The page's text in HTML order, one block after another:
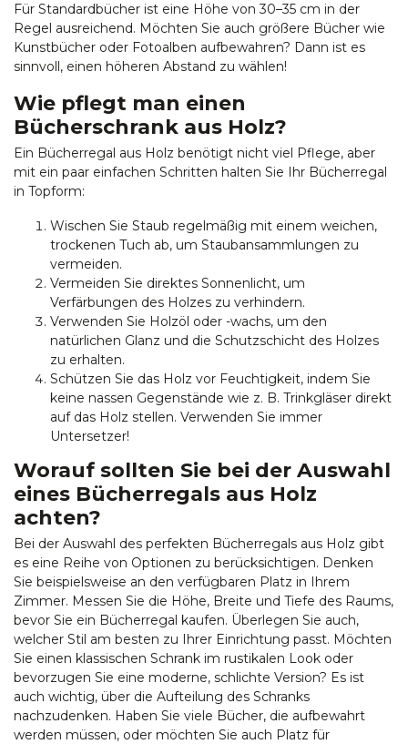
Für Standardbücher ist eine Höhe von 30–35 cm in der
Regel ausreichend. Möchten Sie auch größere Bücher wie
Kunstbücher oder Fotoalben aufbewahren? Dann ist es
sinnvoll, einen höheren Abstand zu wählen!
Wie pflegt man einen
Bücherschrank aus Holz?
Ein Bücherregal aus Holz benötigt nicht viel Pflege, aber
mit ein paar einfachen Schritten halten Sie Ihr Bücherregal
in Topform:
Wischen Sie Staub regelmäßig mit einem weichen,
trockenen Tuch ab, um Staubansammlungen zu
vermeiden.
Vermeiden Sie direktes Sonnenlicht, um
Verfärbungen des Holzes zu verhindern.
Verwenden Sie Holzöl oder -wachs, um den
natürlichen Glanz und die Schutzschicht des Holzes
zu erhalten.
Schützen Sie das Holz vor Feuchtigkeit, indem Sie
keine nassen Gegenstände wie z. B. Trinkgläser direkt
auf das Holz stellen. Verwenden Sie immer
Untersetzer!
Worauf sollten Sie bei der Auswahl
eines Bücherregals aus Holz
achten?
Bei der Auswahl des perfekten Bücherregals aus Holz gibt
es eine Reihe von Optionen zu berücksichtigen. Denken
Sie beispielsweise an den verfügbaren Platz in Ihrem
Zimmer. Messen Sie die Höhe, Breite und Tiefe des Raums,
bevor Sie ein Bücherregal kaufen. Überlegen Sie auch,
welcher Stil am besten zu Ihrer Einrichtung passt. Möchten
Sie einen klassischen Schrank im rustikalen Look oder
bevorzugen Sie eine moderne, schlichte Version? Es ist
auch wichtig, über die Aufteilung des Schranks
nachzudenken. Haben Sie viele Bücher, die aufbewahrt
werden müssen, oder möchten Sie auch Platz für